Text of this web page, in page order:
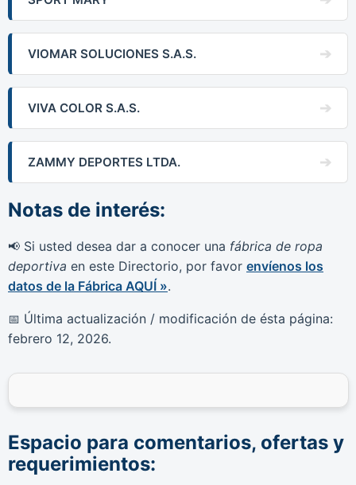
VIOMAR SOLUCIONES S.A.S.
VIVA COLOR S.A.S.
ZAMMY DEPORTES LTDA.
Notas de interés:
📢 Si usted desea dar a conocer una fábrica de ropa
deportiva en este Directorio, por favor envíenos los
datos de la Fábrica AQUÍ ».
📅 Última actualización / modificación de ésta página:
febrero 12, 2026.
Espacio para comentarios, ofertas y
requerimientos: